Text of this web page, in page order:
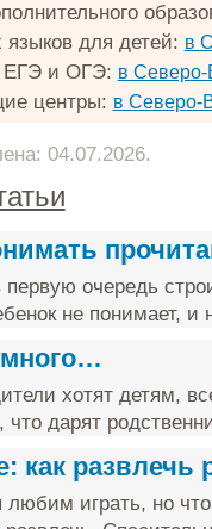
для детей: в
ЕГЭ и ОГЭ: в
центры: в Северо-
04.07.2026.
очередь
не понимает,
много…
хотят детям,
что дарят
как
играть, но что